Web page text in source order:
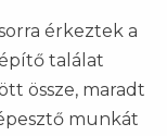
érkeztek a
találat
össze, maradt
munkát